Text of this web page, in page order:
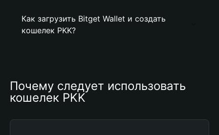
Как загрузить Bitget Wallet и создать
кошелек PKK?
Почему следует использовать
кошелек PKK